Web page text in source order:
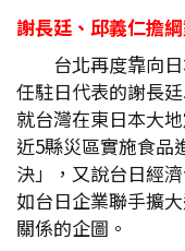
謝長廷、邱義仁擔
台北再度靠向
任駐日代表的謝長
就台灣在東日本大
近5縣災區實施食品
決」，又說台日經
如台日企業聯手擴
關係的企圖。